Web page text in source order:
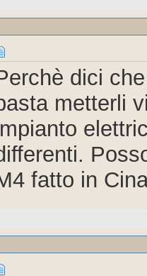
dici
metterli
fatto in